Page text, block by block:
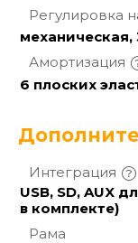
Регулировка
механическая,
Амортизация
6 плоских
Интеграция
USB, SD, AUX
в комплекте)
Рама